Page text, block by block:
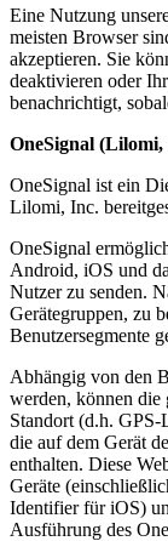
Eine Nutzung
meisten Browser
akzeptieren. Sie
deaktivieren oder
benachrichtigt,
OneSignal (Lilomi,
OneSignal ist ein
Lilomi, Inc.
OneSignal
Android, iOS und
Nutzer zu senden.
Gerätegruppen, zu
Benutzersegmente
Abhängig von den
werden, können die
Standort (d.h.
die auf dem Gerät
enthalten. Diese
Geräte
Identifier für iOS)
Ausführung des